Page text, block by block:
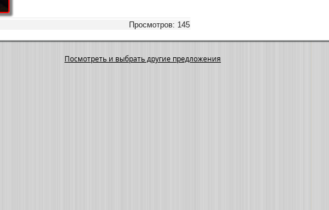
Просмотров: 145
Посмотреть и выбрать другие предложения